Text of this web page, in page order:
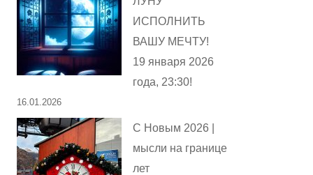
ИСПОЛНИТЬ
ВАШУ МЕЧТУ!
19 января 2026
года, 23:30!
16.01.2026
С Новым 2026 |
мысли на границе
лет